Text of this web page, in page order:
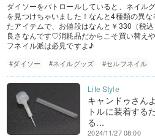
ダイソーをパトロールしていると、ネイル
を見つけちゃいました！なんと4種類の異
たアイテムで、お値段はなんと￥330（税
良さなんです♡消耗品だからこそ買い替え
フネイル派は必見ですよ♪
#ダイソー #ネイルグッズ #セルフネイル
キャンドゥさん
トルに装着する
る...
2024/11/27 08:00